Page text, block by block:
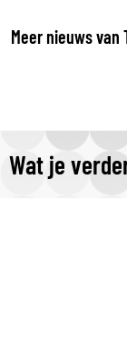
Meer nieuws van
Wat je